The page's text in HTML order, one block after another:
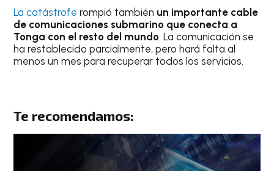
La catástrofe rompió también un importante cable
de comunicaciones submarino que conecta a
Tonga con el resto del mundo. La comunicación se
ha restablecido parcialmente, pero hará falta al
menos un mes para recuperar todos los servicios.
Te recomendamos: